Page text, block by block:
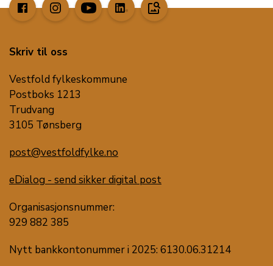
image_search
Skriv til oss
Vestfold fylkeskommune
Postboks 1213
Trudvang
3105 Tønsberg
post@vestfoldfylke.no
eDialog - send sikker digital post
Organisasjonsnummer:
929 882 385
Nytt bankkontonummer i 2025: 6130.06.31214